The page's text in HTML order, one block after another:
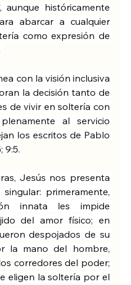
históricamente
abarcar a cualquier
como expresión de
con la visión inclusiva
la decisión tanto de
de vivir en soltería con
al servicio
los escritos de Pablo
9:5.
Jesús nos presenta
primeramente,
innata les impide
del amor físico; en
despojados de su
la mano del hombre,
corredores del poder;
eligen la soltería por el